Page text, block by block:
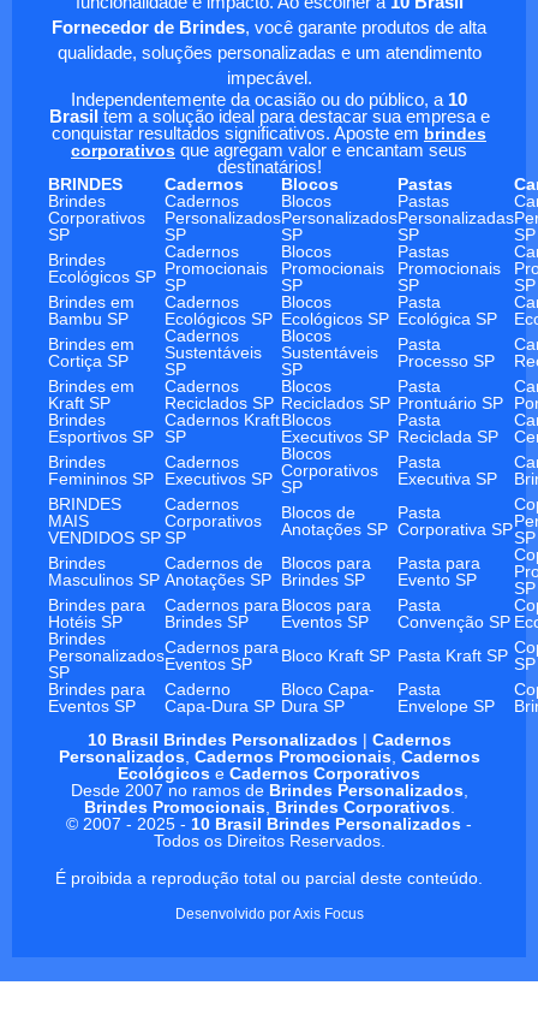
Fornecedor de Brindes, você garante produtos de alta
qualidade, soluções personalizadas e um atendimento
impecável.
Independentemente da ocasião ou do público, a 10
Brasil tem a solução ideal para destacar sua empresa e
conquistar resultados significativos. Aposte em brindes
corporativos que agregam valor e encantam seus
destinatários!
BRINDES
Cadernos Blocos Pastas
Brindes
Corporativos
SP
Cadernos
Personalizados
SP
Blocos
Personalizados
SP
Pastas
Personalizadas
SP
SP
Brindes
Ecológicos SP
Cadernos
Promocionais
SP
Blocos
Promocionais
SP
Pastas
Promocionais
SP
SP
Brindes em
Bambu SP
Cadernos
Ecológicos SP
Blocos
Ecológicos SP
Pasta
Ecológica SP
Brindes em
Cortiça SP
Cadernos
Sustentáveis
SP
Blocos
Sustentáveis
SP
Pasta
Processo SP
Brindes em
Kraft SP
Cadernos
Reciclados SP
Blocos
Reciclados SP
Pasta
Prontuário SP
Brindes
Esportivos SP
Cadernos Kraft
SP
Blocos
Executivos SP
Pasta
Reciclada SP
Brindes
Femininos SP
Cadernos
Executivos SP
Blocos
Corporativos
SP
Pasta
Executiva SP
BRINDES
MAIS
VENDIDOS SP
Cadernos
Corporativos
SP
Blocos de
Anotações SP
Pasta
Corporativa SPSP
Brindes
Masculinos SP
Cadernos de
Anotações SP
Blocos para
Brindes SP
Pasta para
Evento SP
SP
Brindes para
Hotéis SP
Cadernos para
Brindes SP
Blocos para
Eventos SP
Pasta
Convenção SP
Brindes
Personalizados
SP
Cadernos para
Eventos SP
Bloco Kraft SP Pasta Kraft SP SP
Brindes para
Eventos SP
Caderno
Capa-Dura SP
Bloco Capa-
Dura SP
Pasta
Envelope SP
10 Brasil Brindes Personalizados| Cadernos
Personalizados, Cadernos Promocionais, Cadernos
Ecológicos e Cadernos Corporativos
Desde 2007 no ramos de Brindes Personalizados,
Brindes Promocionais, Brindes Corporativos.
© 2007 - 2025 - 10 Brasil Brindes Personalizados -
Todos os Direitos Reservados.
É proibida a reprodução total ou parcial deste conteúdo.
Desenvolvido porAxis Focus